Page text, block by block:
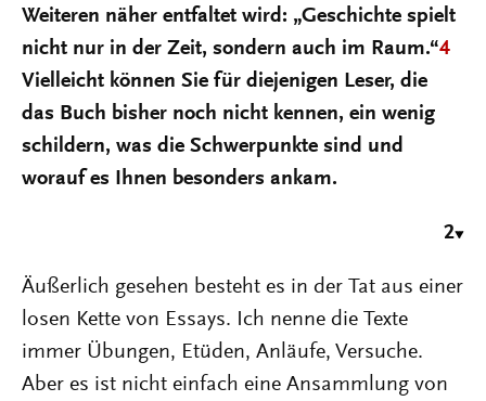
Weiteren näher entfaltet wird: „Geschichte spielt
nicht nur in der Zeit, sondern auch im Raum.“4
Vielleicht können Sie für diejenigen Leser, die
das Buch bisher noch nicht kennen, ein wenig
schildern, was die Schwerpunkte sind und
worauf es Ihnen besonders ankam.
2
Äußerlich gesehen besteht es in der Tat aus einer
losen Kette von Essays. Ich nenne die Texte
immer Übungen, Etüden, Anläufe, Versuche.
Aber es ist nicht einfach eine Ansammlung von